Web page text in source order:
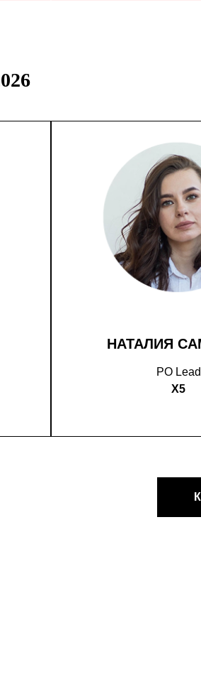
НАТАЛИЯ
PO Lead
X5